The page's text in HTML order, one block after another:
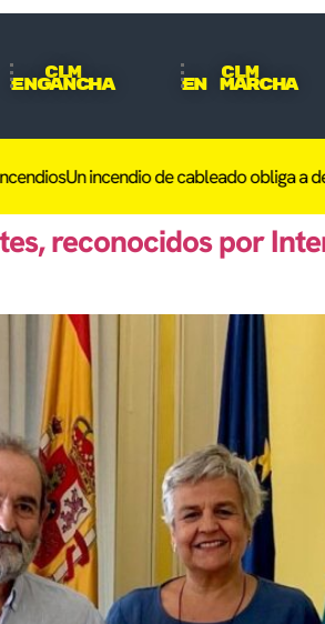
CLM
Engancha
CLM
En Marcha
Un incendio de cableado obliga a
reconocidos por